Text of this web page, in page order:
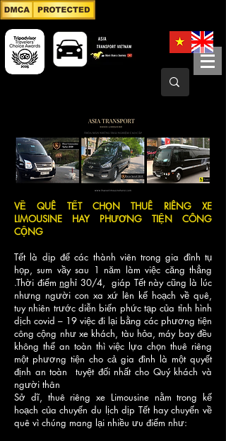
VỀ QUÊ TẾT CHỌN THUÊ RIÊNG XE
LIMOUSINE HAY PHƯƠNG TIỆN CÔNG
CỘNG
Tết là dịp để các thành viên trong gia đình tụ
họp, sum vầy sau 1 năm làm việc căng thẳng
.Thời điểm nghỉ 30/4, giáp Tết này cũng là lúc
nhưng người con xa xứ lên kế hoạch về quê,
tuy nhiên trước diễn biến phức tạp của tỉnh hình
dịch covid – 19 việc đi lại bằng các phương tiện
công cộng như xe khách, tàu hỏa, máy bay đều
không thể an toàn thì việc lựa chọn thuê riêng
một phương tiện cho cả gia đình là một quyết
định an toàn tuyệt đối nhất cho Quý khách và
người thân
Sở dĩ, thuê riêng xe Limousine nằm trong kế
hoạch của chuyến du lịch dịp Tết hay chuyến về
quê vì chúng mang lại nhiều ưu điểm như: